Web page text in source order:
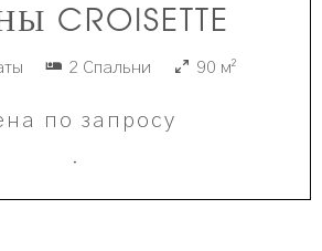
CROISETTE
2 Спальни 90 м²
по запросу
·